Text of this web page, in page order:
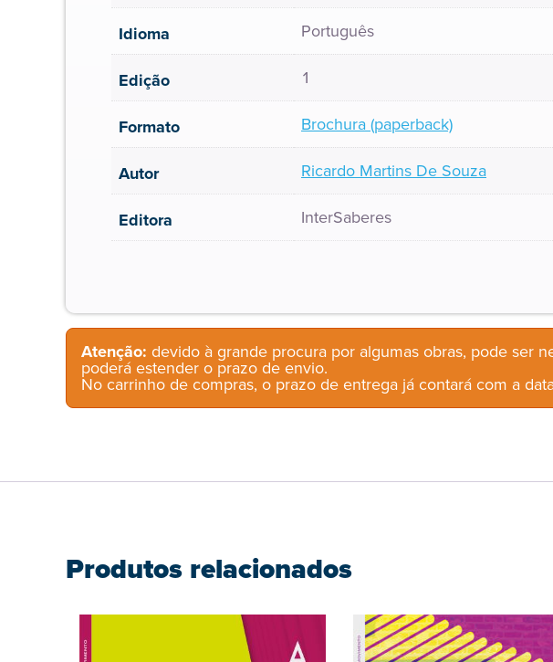
Idioma Português
Edição 1
Formato Brochura (paperback)
Autor Ricardo Martins De Souza
Editora InterSaberes
Atenção: devido à grande procura por algumas obras, pode ser
poderá estender o prazo de envio.
No carrinho de compras, o prazo de entrega já contará com a
Produtos relacionados